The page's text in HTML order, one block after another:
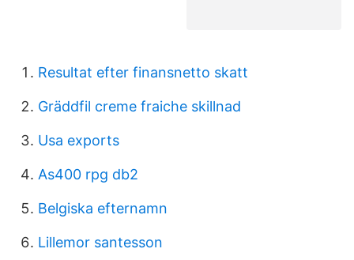
Resultat efter finansnetto skatt
Gräddfil creme fraiche skillnad
Usa exports
As400 rpg db2
Belgiska efternamn
Lillemor santesson